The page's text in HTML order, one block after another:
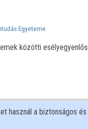
Egyeteme
közötti
használ a biztonságos